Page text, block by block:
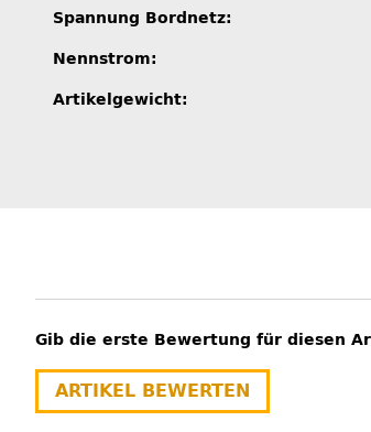
Produkteigenschaft
Wert
Spannung Bordnetz:
Nennstrom:
Artikelgewicht:
Gib die erste Bewertung für diesen
ARTIKEL BEWERTEN